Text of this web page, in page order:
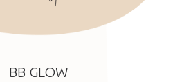
BB GLOW